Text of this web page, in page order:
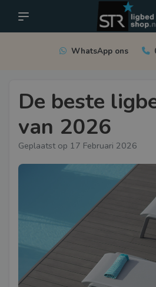
WhatsApp ons
De beste
van 2026
Geplaatst op 17 Februari 2026